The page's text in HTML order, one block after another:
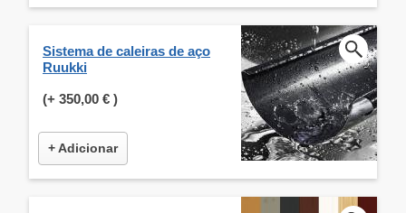
Sistema de caleiras de aço
Ruukki
(+ 350,00 € )
+ Adicionar